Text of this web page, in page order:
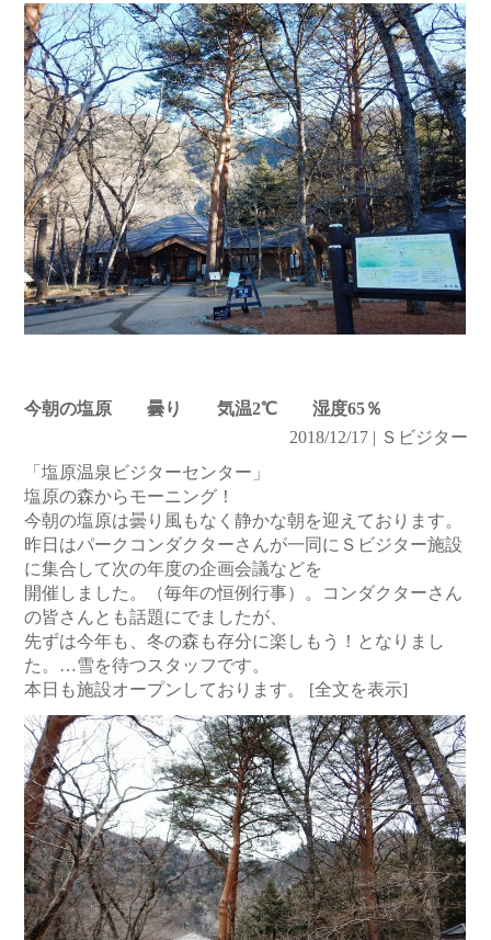
今朝の塩原 曇り 気温2℃ 湿度65％
2018/12/17 | Ｓビジター
「塩原温泉ビジターセンター」
塩原の森からモーニング！
今朝の塩原は曇り風もなく静かな朝を迎えております。
昨日はパークコンダクターさんが一同にＳビジター施設
に集合して次の年度の企画会議などを
開催しました。（毎年の恒例行事）。コンダクターさん
の皆さんとも話題にでましたが、
先ずは今年も、冬の森も存分に楽しもう！となりまし
た。…雪を待つスタッフです。
本日も施設オープンしております。 [全文を表示]